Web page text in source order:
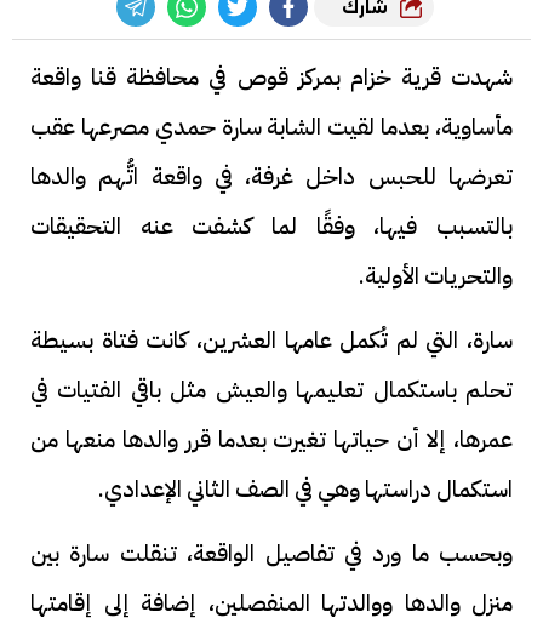
شارك
شهدت قرية خزام بمركز قوص في محافظة قنا واقعة
مأساوية، بعدما لقيت الشابة سارة حمدي مصرعها عقب
تعرضها للحبس داخل غرفة، في واقعة اتُّهم والدها
بالتسبب فيها، وفقًا لما كشفت عنه التحقيقات
والتحريات الأولية.
سارة، التي لم تُكمل عامها العشرين، كانت فتاة بسيطة
تحلم باستكمال تعليمها والعيش مثل باقي الفتيات في
عمرها، إلا أن حياتها تغيرت بعدما قرر والدها منعها من
استكمال دراستها وهي في الصف الثاني الإعدادي.
وبحسب ما ورد في تفاصيل الواقعة، تنقلت سارة بين
منزل والدها ووالدتها المنفصلين، إضافة إلى إقامتها